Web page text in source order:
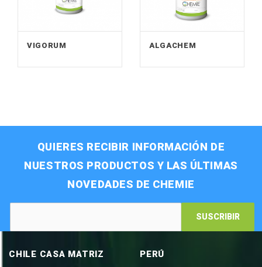
VIGORUM ALGACHEM
QUIERES RECIBIR INFORMACIÓN DE
NUESTROS PRODUCTOS Y LAS ÚLTIMAS
NOVEDADES DE CHEMIE
SUSCRIBIR
CHILE CASA MATRIZ PERÚ